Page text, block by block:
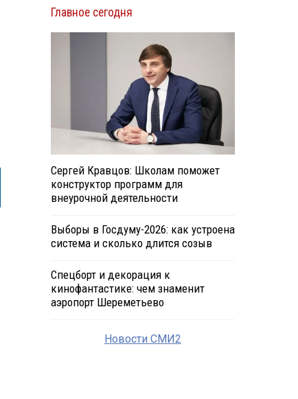
Главное сегодня
Сергей Кравцов: Школам поможет
конструктор программ для
внеурочной деятельности
Выборы в Госдуму-2026: как устроена
система и сколько длится созыв
Спецборт и декорация к
кинофантастике: чем знаменит
аэропорт Шереметьево
Новости СМИ2